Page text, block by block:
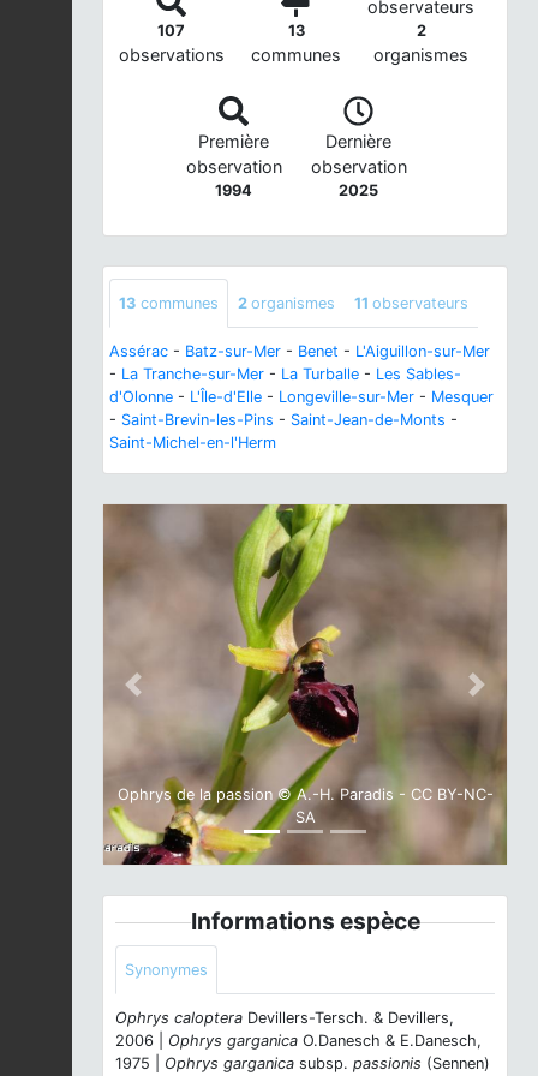
107
observations
13
communes
observateurs
2
organismes
Première
observation
1994
Dernière
observation
2025
13 communes 2 organismes 11 observateurs
Assérac - Batz-sur-Mer - Benet - L'Aiguillon-sur-Mer
- La Tranche-sur-Mer - La Turballe - Les Sables-
d'Olonne - L'Île-d'Elle - Longeville-sur-Mer - Mesquer
- Saint-Brevin-les-Pins - Saint-Jean-de-Monts -
Saint-Michel-en-l'Herm
Ophrys de la passion © A.-H. Paradis - CC BY-NC-
SA
Previous Next
Informations espèce
Synonymes
Ophrys caloptera Devillers-Tersch. & Devillers,
2006 | Ophrys garganica O.Danesch & E.Danesch,
1975 | Ophrys garganica subsp. passionis (Sennen)